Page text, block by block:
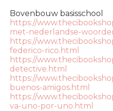
Bovenbouw basisschool
https://
met-nederlandse-
https://
federico-rico.html
https://
detective.html
https://
buenos-amigos.html
https://
va-uno-por-uno.html